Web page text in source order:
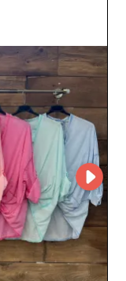
variados y
detalles
siluetas
ofreciendo así
excepcional
Al utilizar
experiencia de
los
tranquilidad. Los
constante de
de Nova
confianza. Para
mejor a sus
un referente
Al colaborar
una alianza
aire